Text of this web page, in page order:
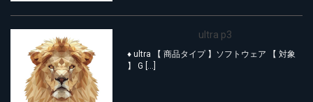
ultra p3
♦︎ ultra 【 商品タイプ 】ソフトウェア 【 対象
】 G […]